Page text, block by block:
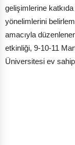
gelişimlerine
yönelimlerini
amacıyla
etkinliği, 9-10-11
Üniversitesi ev